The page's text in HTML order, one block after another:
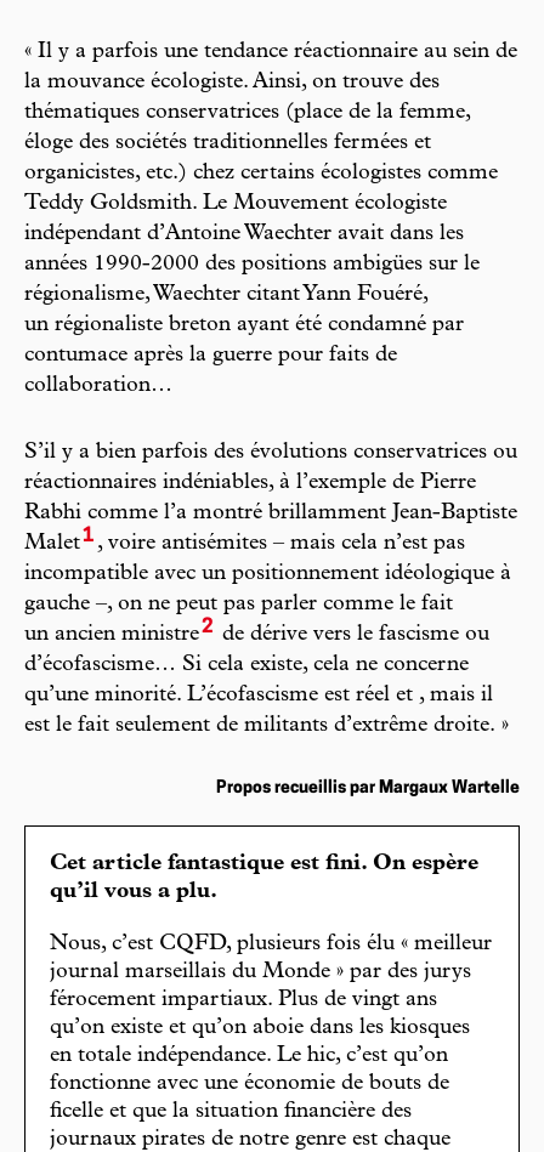
« Il y a parfois une tendance réactionnaire au sein de
la mouvance écologiste. Ainsi, on trouve des
thématiques conservatrices (place de la femme,
éloge des sociétés traditionnelles fermées et
organicistes, etc.) chez certains écologistes comme
Teddy Goldsmith. Le Mouvement écologiste
indépendant d’Antoine Waechter avait dans les
années 1990-2000 des positions ambigües sur le
régionalisme, Waechter citant Yann Fouéré,
un régionaliste breton ayant été condamné par
contumace après la guerre pour faits de
collaboration…
S’il y a bien parfois des évolutions conservatrices ou
réactionnaires indéniables, à l’exemple de Pierre
Rabhi comme l’a montré brillamment Jean-Baptiste
Malet1 , voire antisémites – mais cela n’est pas
incompatible avec un positionnement idéologique à
gauche –, on ne peut pas parler comme le fait
un ancien ministre2 de dérive vers le fascisme ou
d’écofascisme… Si cela existe, cela ne concerne
qu’une minorité. L’écofascisme est réel et , mais il
est le fait seulement de militants d’extrême droite. »
Propos recueillis par Margaux Wartelle
Cet article fantastique est fini. On espère
qu’il vous a plu.
Nous, c’est CQFD, plusieurs fois élu « meilleur
journal marseillais du Monde » par des jurys
férocement impartiaux. Plus de vingt ans
qu’on existe et qu’on aboie dans les kiosques
en totale indépendance. Le hic, c’est qu’on
fonctionne avec une économie de bouts de
ficelle et que la situation financière des
journaux pirates de notre genre est chaque